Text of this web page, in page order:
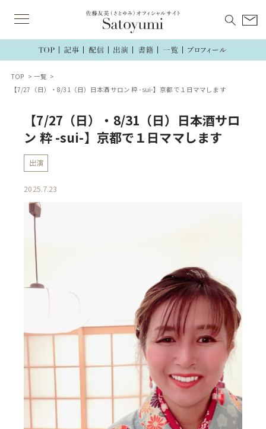
TOP
一覧
【7/27（日）・8/31（日）日本酒サロン 粋 -sui-】京都で１日ママします
【7/27（日）・8/31（日）日本酒サロ
ン 粋 -sui-】京都で１日ママします
出演
2025.7.23